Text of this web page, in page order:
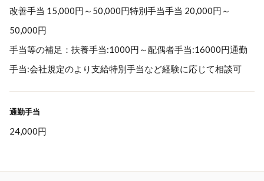
改善手当 15,000円～50,000円特別手当手当 20,000円～
50,000円
手当等の補足：扶養手当:1000円～配偶者手当:16000円通勤
手当:会社規定のより支給特別手当など経験に応じて相談可
通勤手当
24,000円